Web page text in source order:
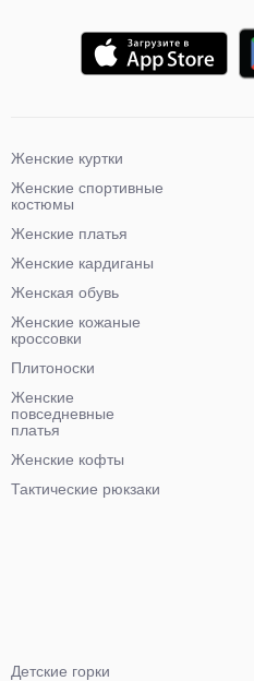
Женские куртки
Женские спортивные
костюмы
Женские платья
Женские кардиганы
Женская обувь
Женские кожаные
кроссовки
Плитоноски
Женские
повседневные
платья
Женские кофты
Тактические рюкзаки
Детские горки